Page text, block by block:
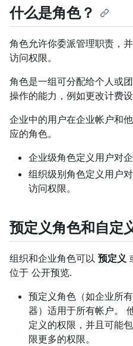
什么是角色？
角色允许你委派管理职责，
访问权限。
角色是一组可分配给个人或
操作的能力，例如更改计费设
企业中的用户在企业帐户和
应的角色。
企业级角色定义用户对
组织级别角色定义用户
访问权限。
预定义角色和自定
组织和企业角色可以 预定义
位于 公开预览.
预定义角色（如企业所
器）适用于所有帐户。
定义的权限，并且可能
限更多的权限。